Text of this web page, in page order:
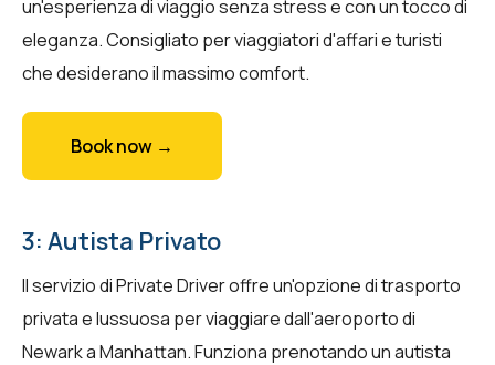
un'esperienza di viaggio senza stress e con un tocco di
eleganza. Consigliato per viaggiatori d'affari e turisti
che desiderano il massimo comfort.
Book now →
3: Autista Privato
Il servizio di Private Driver offre un'opzione di trasporto
privata e lussuosa per viaggiare dall'aeroporto di
Newark a Manhattan. Funziona prenotando un autista